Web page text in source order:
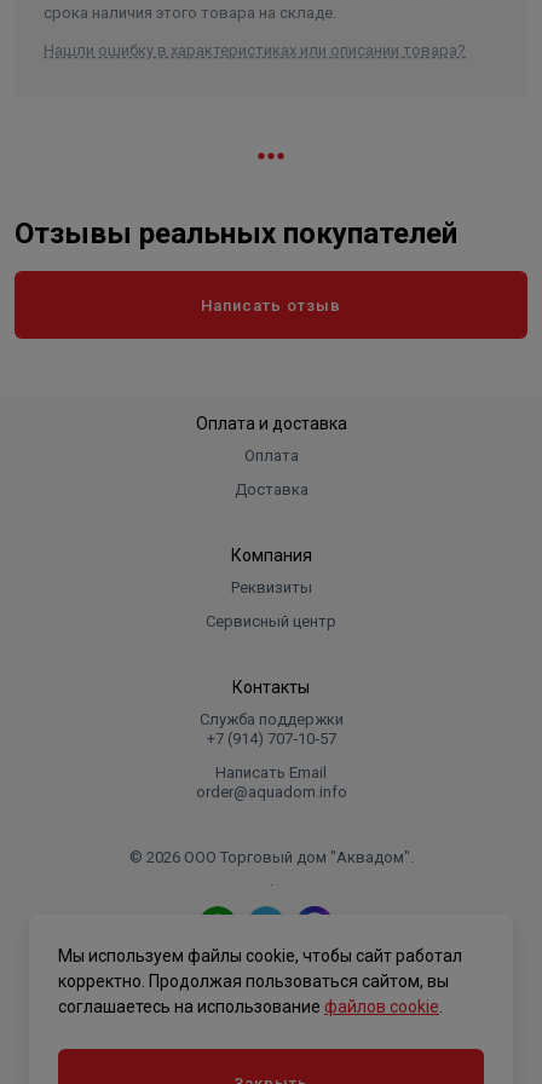
срока наличия этого товара на складе.
Нашли ошибку в характеристиках или описании товара?
Отзывы реальных покупателей
Написать отзыв
Оплата и доставка
Оплата
Доставка
Компания
Реквизиты
Сервисный центр
Контакты
Служба поддержки
+7 (914) 707‑10‑57
Написать Email
order@aquadom.info
© 2026 ООО Торговый дом "Аквадом".
.
Политика конфиденциальности
Мы используем файлы cookie, чтобы сайт работал
корректно. Продолжая пользоваться сайтом, вы
соглашаетесь на использование файлов cookie